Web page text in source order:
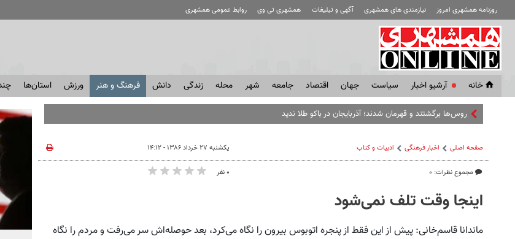
روزنامه همشهری امروز نیازمندی های همشهری آگهی و تبلیغات همشهری تی وی روابط عمومی همشهری
خانه آرشیو اخبار سياست جهان اقتصاد جامعه شهر محله زندگی دانش فرهنگ و هنر ورزش استان‌ها
روس‌ها برگشتند و قهرمان شدند؛ آذربایجان در باکو طلا ندید
صفحه اصلی اخبار فرهنگی ادبیات و کتاب
مجموع نظرات: ۰
یکشنبه ۲۷ خرداد ۱۳۸۶ - ۱۴:۱۲
۰ نفر
اینجا وقت‌ تلف نمی‌شود
ماندانا قاسم‌خانی: پیش از این فقط از پنجره اتوبوس بیرون را نگاه می‌کرد، بعد حوصله‌اش سر می‌رفت و مردم را نگاه